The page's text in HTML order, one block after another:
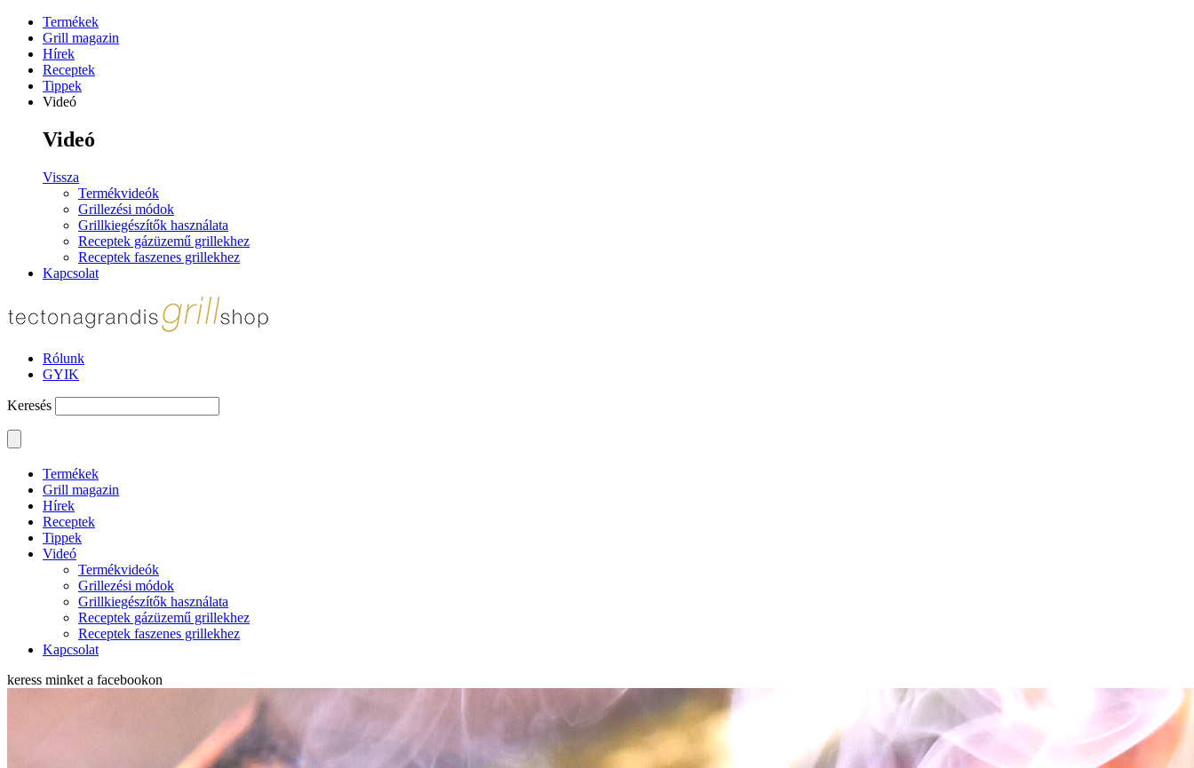
Termékek
Grill magazin
Hírek
Receptek
Tippek
Videó
Videó
Vissza
Termékvideók
Grillezési módok
Grillkiegészítők használata
Receptek gázüzemű grillekhez
Receptek faszenes grillekhez
Kapcsolat
Rólunk
GYIK
Keresés
Termékek
Grill magazin
Hírek
Receptek
Tippek
Videó
Termékvideók
Grillezési módok
Grillkiegészítők használata
Receptek gázüzemű grillekhez
Receptek faszenes grillekhez
Kapcsolat
keress minket a facebookon